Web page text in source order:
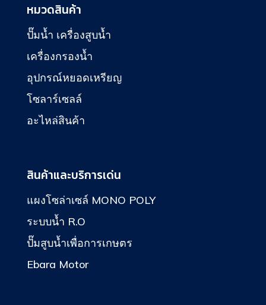
หมวดสินค้า
ปั๊มน้ำ เครื่องสูบน้ำ
เครื่องกรองน้ำ
อุปกรณ์หยอดเหรียญ
โซลาร์เซลล์
อะไหล่สินค้า
สินค้าและบริการเด่น
แผงโซล่าเซล์ MONO POLY
ระบบน้ำ R.O
ปั๊มสูบน้ำเพื่อการเกษตร
Ebara Motor